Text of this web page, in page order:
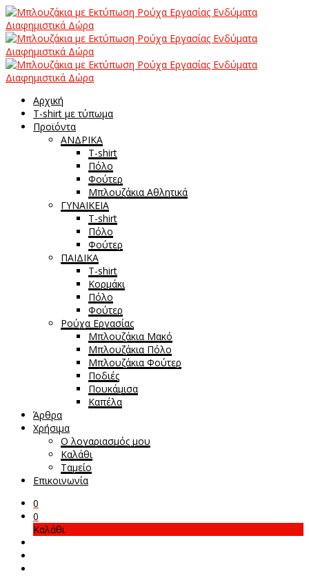
Αρχική
T-shirt με τύπωμα
Προϊόντα
ΑΝΔΡΙΚΑ
T-shirt
Πόλο
Φούτερ
Μπλουζάκια Αθλητικά
ΓΥΝΑΙΚΕΙΑ
T-shirt
Πόλο
Φούτερ
ΠΑΙΔΙΚΑ
T-shirt
Κορμάκι
Πόλο
Φούτερ
Ρούχα Εργασίας
Μπλουζάκια Μακό
Μπλουζάκια Πόλο
Μπλουζάκια Φούτερ
Ποδιές
Πουκάμισα
Καπέλα
Άρθρα
Χρήσιμα
Ο λογαριασμός μου
Καλάθι
Ταμείο
Επικοινωνία
0
0
Καλάθι